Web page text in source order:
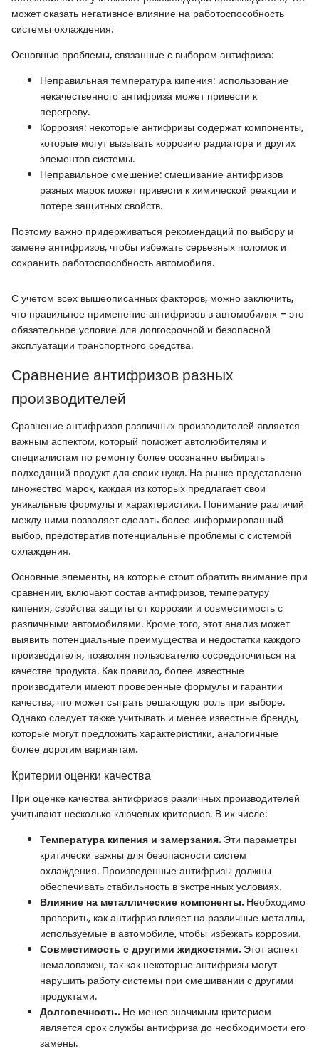
может оказать негативное влияние на работоспособность
системы охлаждения.
Основные проблемы, связанные с выбором антифриза:
Неправильная температура кипения: использование
некачественного антифриза может привести к
перегреву.
Коррозия: некоторые антифризы содержат компоненты,
которые могут вызывать коррозию радиатора и других
элементов системы.
Неправильное смешение: смешивание антифризов
разных марок может привести к химической реакции и
потере защитных свойств.
Поэтому важно придерживаться рекомендаций по выбору и
замене антифризов, чтобы избежать серьезных поломок и
сохранить работоспособность автомобиля.
С учетом всех вышеописанных факторов, можно заключить,
что правильное применение антифризов в автомобилях – это
обязательное условие для долгосрочной и безопасной
эксплуатации транспортного средства.
Сравнение антифризов разных
производителей
Сравнение антифризов различных производителей является
важным аспектом, который поможет автолюбителям и
специалистам по ремонту более осознанно выбирать
подходящий продукт для своих нужд. На рынке представлено
множество марок, каждая из которых предлагает свои
уникальные формулы и характеристики. Понимание различий
между ними позволяет сделать более информированный
выбор, предотвратив потенциальные проблемы с системой
охлаждения.
Основные элементы, на которые стоит обратить внимание при
сравнении, включают состав антифризов, температуру
кипения, свойства защиты от коррозии и совместимость с
различными автомобилями. Кроме того, этот анализ может
выявить потенциальные преимущества и недостатки каждого
производителя, позволяя пользователю сосредоточиться на
качестве продукта. Как правило, более известные
производители имеют проверенные формулы и гарантии
качества, что может сыграть решающую роль при выборе.
Однако следует также учитывать и менее известные бренды,
которые могут предложить характеристики, аналогичные
более дорогим вариантам.
Критерии оценки качества
При оценке качества антифризов различных производителей
учитывают несколько ключевых критериев. В их числе:
Температура кипения и замерзания.Эти параметры
критически важны для безопасности систем
охлаждения. Произведенные антифризы должны
обеспечивать стабильность в экстренных условиях.
Влияние на металлические компоненты.Необходимо
проверить, как антифриз влияет на различные металлы,
используемые в автомобиле, чтобы избежать коррозии.
Совместимость с другими жидкостями.Этот аспект
немаловажен, так как некоторые антифризы могут
нарушить работу системы при смешивании с другими
продуктами.
Долговечность.Не менее значимым критерием
является срок службы антифриза до необходимости его
замены.